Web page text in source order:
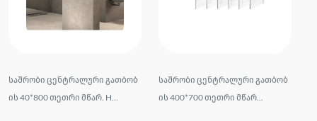
საშრობი ცენტრალური გათბობ
ის 40*800 თეთრი მწარ. H...
საშრობი ცენტრალური გათბობ
ის 400*700 თეთრი მწარ...